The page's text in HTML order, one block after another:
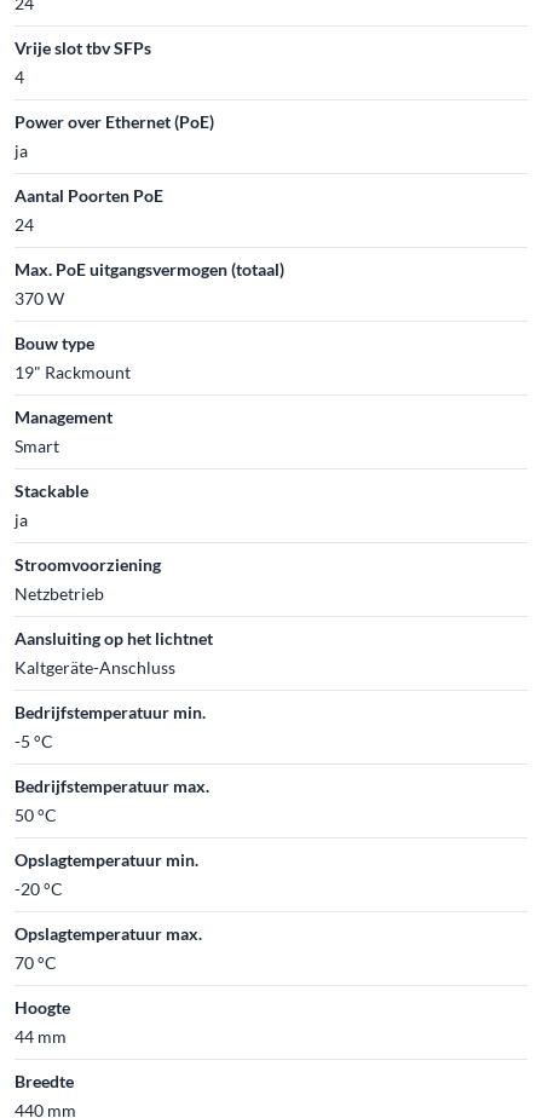
Vrije slot tbv SFPs
4
Power over Ethernet (PoE)
ja
Aantal Poorten PoE
24
Max. PoE uitgangsvermogen (totaal)
370 W
Bouw type
19" Rackmount
Management
Smart
Stackable
ja
Stroomvoorziening
Netzbetrieb
Aansluiting op het lichtnet
Kaltgeräte-Anschluss
Bedrijfstemperatuur min.
-5 °C
Bedrijfstemperatuur max.
50 °C
Opslagtemperatuur min.
-20 °C
Opslagtemperatuur max.
70 °C
Hoogte
44 mm
Breedte
440 mm